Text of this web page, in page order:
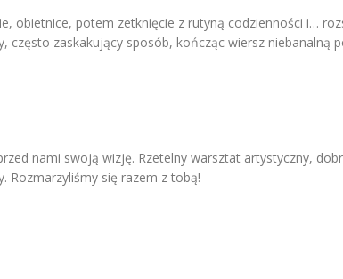
obietnice, potem zetknięcie z rutyną codzienności i…
często zaskakujący sposób, kończąc wiersz niebanalną
nami swoją wizję. Rzetelny warsztat artystyczny,
Rozmarzyliśmy się razem z tobą!